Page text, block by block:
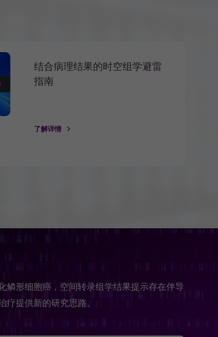
结合病理结果的时空组学避雷
指南
了解详情
鳞形细胞癌，空间转录组学结果提示存在伴导
疗提供新的研究思路。